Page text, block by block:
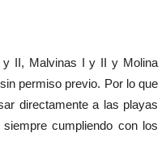
y II, Malvinas I y II y Molina
permiso previo. Por lo que
directamente a las playas
cumpliendo con los